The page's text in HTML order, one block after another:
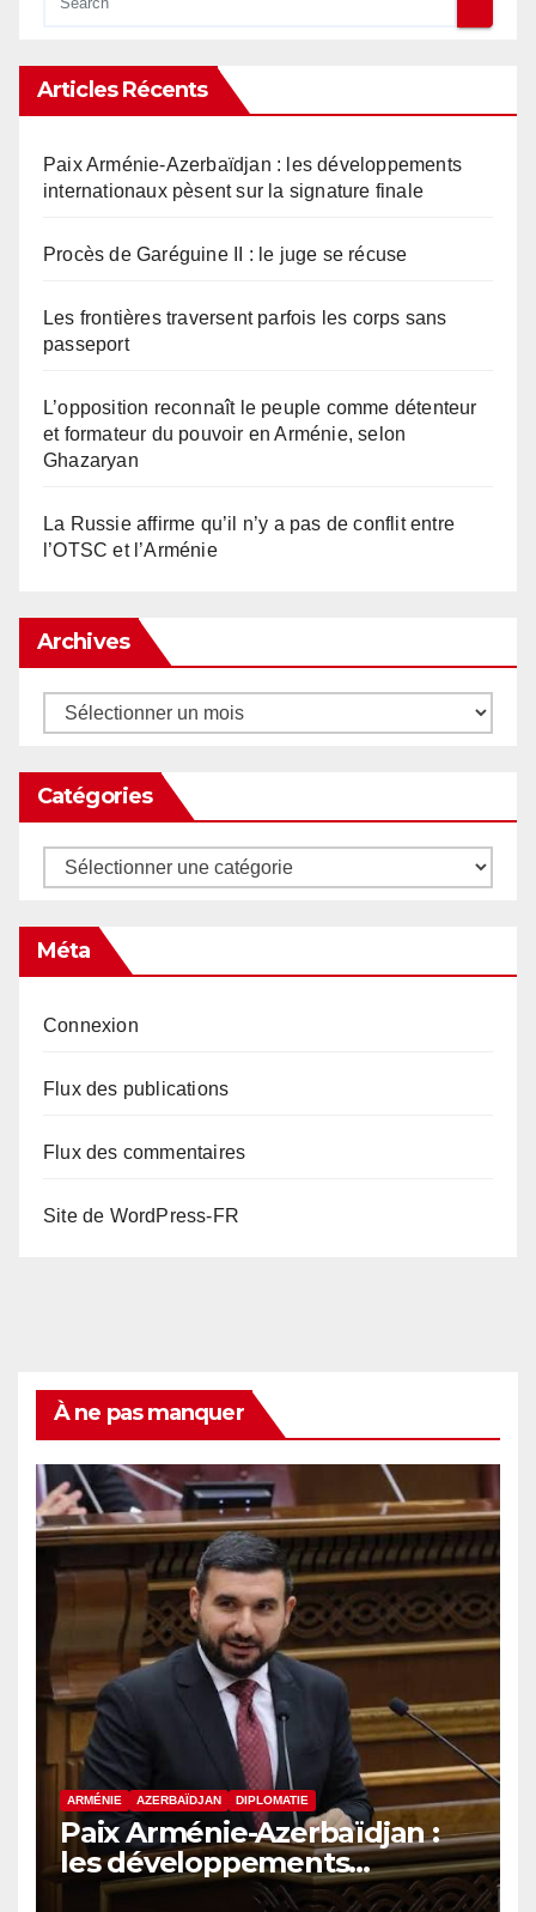
Articles Récents
Paix Arménie-Azerbaïdjan : les développements
internationaux pèsent sur la signature finale
Procès de Garéguine II : le juge se récuse
Les frontières traversent parfois les corps sans
passeport
L’opposition reconnaît le peuple comme détenteur
et formateur du pouvoir en Arménie, selon
Ghazaryan
La Russie affirme qu’il n’y a pas de conflit entre
l’OTSC et l’Arménie
Archives
Archives
Catégories
Catégories
Méta
Connexion
Flux des publications
Flux des commentaires
Site de WordPress-FR
À ne pas manquer
ARMÉNIE AZERBAÏDJAN DIPLOMATIE
Paix Arménie-Azerbaïdjan :
les développements
internationaux pèsent sur la